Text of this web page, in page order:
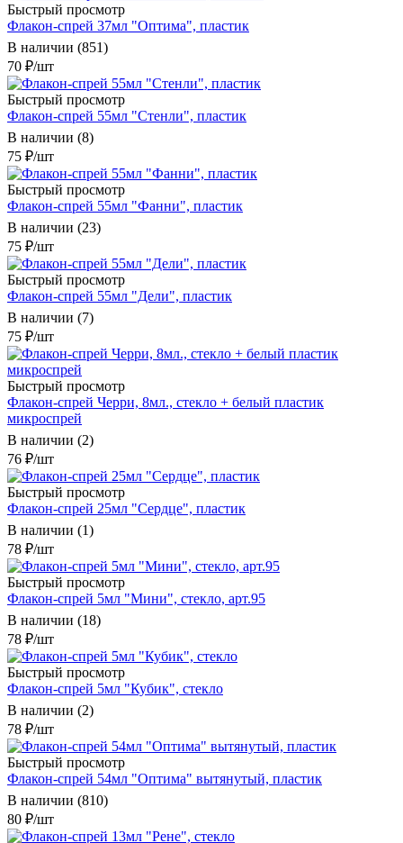
Быстрый просмотр
Флакон-спрей 37мл "Оптима", пластик
В наличии (851)
70 ₽/шт
Быстрый просмотр
Флакон-спрей 55мл "Стенли", пластик
В наличии (8)
75 ₽/шт
Быстрый просмотр
Флакон-спрей 55мл "Фанни", пластик
В наличии (23)
75 ₽/шт
Быстрый просмотр
Флакон-спрей 55мл "Дели", пластик
В наличии (7)
75 ₽/шт
Быстрый просмотр
Флакон-спрей Черри, 8мл., стекло + белый пластик
микроспрей
В наличии (2)
76 ₽/шт
Быстрый просмотр
Флакон-спрей 25мл "Сердце", пластик
В наличии (1)
78 ₽/шт
Быстрый просмотр
Флакон-спрей 5мл "Мини", стекло, арт.95
В наличии (18)
78 ₽/шт
Быстрый просмотр
Флакон-спрей 5мл "Кубик", стекло
В наличии (2)
78 ₽/шт
Быстрый просмотр
Флакон-спрей 54мл "Оптима" вытянутый, пластик
В наличии (810)
80 ₽/шт